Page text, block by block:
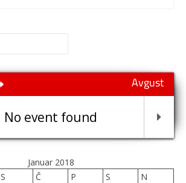
Avgust
No event found
Januar 2018
S Č P S
N